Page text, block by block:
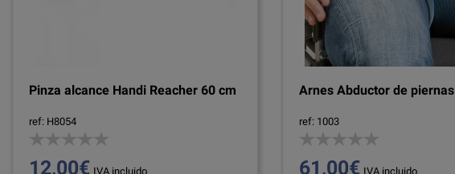
Pinza alcance Handi Reacher 60 cm
ref: H8054
12,00€ IVA incluido
Arnes Abductor de piernas
ref: 1003
61,00€ IVA incluido